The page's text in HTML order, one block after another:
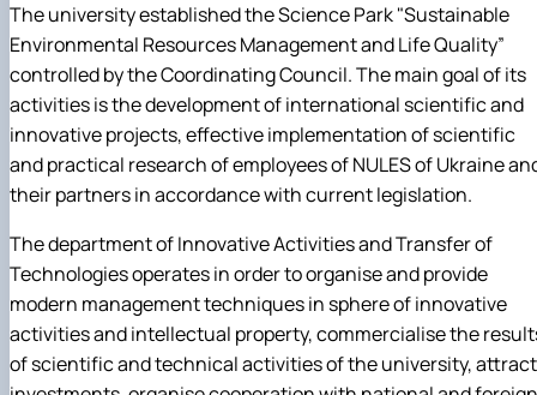
The university established the Science Park "Sustainable
Environmental Resources Management and Life Quality”
controlled by the Coordinating Council. The main goal of its
activities is the development of international scientific and
innovative projects, effective implementation of scientific
and practical research of employees of NULES of Ukraine
their partners in accordance with current legislation.
The department of Innovative Activities and Transfer of
Technologies operates in order to organise and provide
modern management techniques in sphere of innovative
activities and intellectual property, commercialise the
of scientific and technical activities of the university, attract